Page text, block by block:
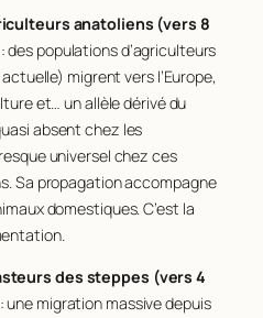
anatoliens (vers 8
: des populations d’agriculteurs
migrent vers l’Europe,
et… un allèle dérivé du
absent chez les
universel chez ces
Sa propagation accompagne
domestiques. C’est la
des steppes (vers 4
: une migration massive depuis